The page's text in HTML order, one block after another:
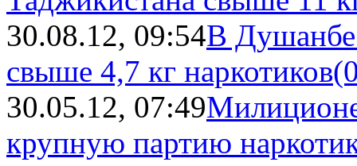
30.08.12, 09:54В
свыше 4,7 кг наркотиков
30.05.12, 07:49
крупную партию